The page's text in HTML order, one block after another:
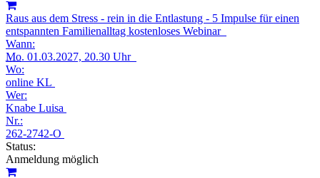
Raus aus dem Stress - rein in die Entlastung - 5 Impulse für einen
entspannten Familienalltag kostenloses Webinar
Wann:
Mo. 01.03.2027, 20.30 Uhr
Wo:
online KL
Wer:
Knabe Luisa
Nr.:
262-2742-O
Status:
Anmeldung möglich